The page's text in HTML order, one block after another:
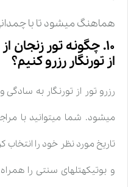
هماهنگ میشود تا با
۱۰. چگونه تور
از تورنگار رزرو کنیم؟
رزرو تور از تورنگار به
میشود. شما میتوانید با
و بوتیکهتلهای سنتی را